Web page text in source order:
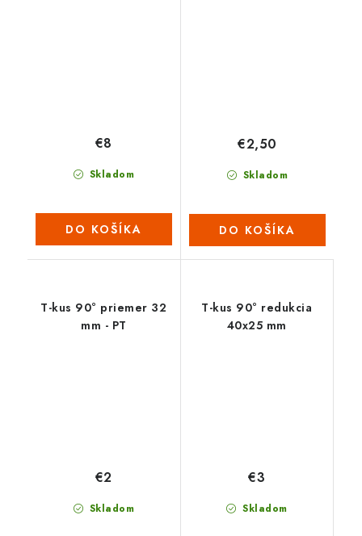
Skladom
€8
DO KOŠÍKA
Skladom
€2,50
DO KOŠÍKA
T-kus 90° priemer 32
mm - PT
Skladom
€2
T-kus 90° redukcia
40x25 mm
Skladom
€3